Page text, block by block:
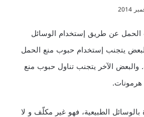
عن طريق إستخدام الوسائل
يتجنب إستخدام حبوب منع الحمل
والبعض الآخر يتجنب تناول حبوب منع
بالوسائل الطبيعية، فهو غير مكلّف و لا